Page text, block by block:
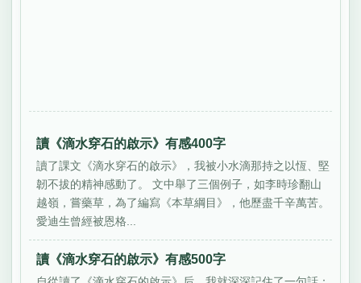
讀《滴水穿石的啟示》有感400字
讀了課文《滴水穿石的啟示》，我被小水滴那持之以恆、堅
韌不拔的精神感動了。 文中舉了三個例子，如李時珍翻山
越嶺，嘗藥草，為了編寫《本草綱目》，他歷盡千辛萬苦。
愛迪生曾經被恩格...
讀《滴水穿石的啟示》有感500字